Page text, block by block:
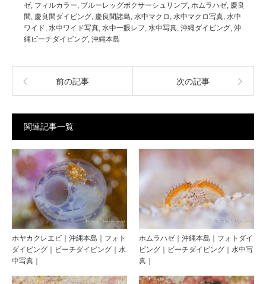
ゼ フィルカラー ブルーレッグボクサーシュリンプ, ホムラハゼ 慶良
間 慶良間ダイビング 慶良間諸島 水中マクロ 水中マクロ写真 水中
ワイド 水中ワイド写真 水中一眼レフ 水中写真 沖縄ダイビング 沖
縄ビーチダイビング 沖縄本島
前の記事 次の記事
関連記事一覧
ホヤカクレエビ｜沖縄本島｜フォト
ダイビング｜ビーチダイビング｜水
中写真｜
ホムラハゼ｜沖縄本島｜フォトダイ
ビング｜ビーチダイビング｜水中写
真｜